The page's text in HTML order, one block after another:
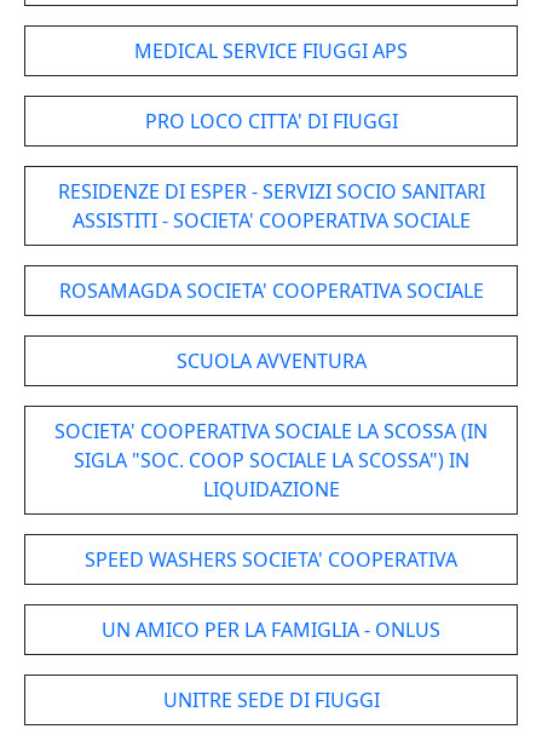
MEDICAL SERVICE FIUGGI APS
PRO LOCO CITTA' DI FIUGGI
RESIDENZE DI ESPER - SERVIZI SOCIO SANITARI
ASSISTITI - SOCIETA' COOPERATIVA SOCIALE
ROSAMAGDA SOCIETA' COOPERATIVA SOCIALE
SCUOLA AVVENTURA
SOCIETA' COOPERATIVA SOCIALE LA SCOSSA (IN
SIGLA "SOC. COOP SOCIALE LA SCOSSA") IN
LIQUIDAZIONE
SPEED WASHERS SOCIETA' COOPERATIVA
UN AMICO PER LA FAMIGLIA - ONLUS
UNITRE SEDE DI FIUGGI